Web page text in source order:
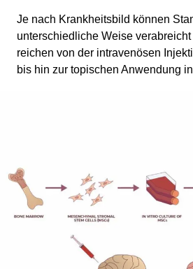
Je nach Krankheitsbild können
unterschiedliche Weise
reichen von der intravenösen
bis hin zur topischen Anwendung